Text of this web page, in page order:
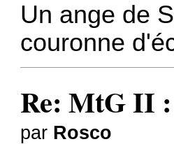
Un ange de
couronne
Re: MtG II :
par Rosco